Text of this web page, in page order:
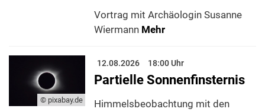
Vortrag mit Archäologin Susanne
Wiermann Mehr
© pixabay.de
12.08.2026 18:00 Uhr
Partielle Sonnenfinsternis
Himmelsbeobachtung mit den